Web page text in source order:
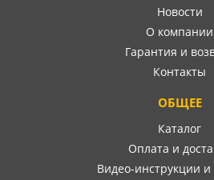
Новости
О компании
Гарантия и
Контакты
ОБЩЕЕ
Каталог
Оплата и
Видео-инструкции